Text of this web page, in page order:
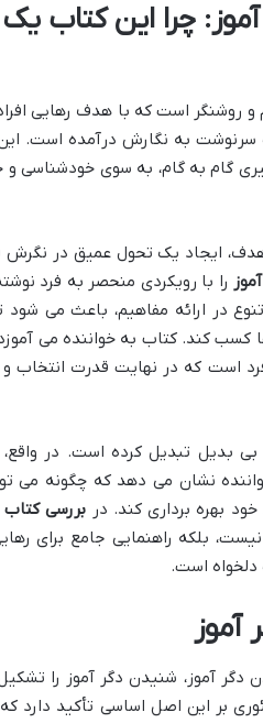
چرا این کتاب یک
روشنگر است که با هدف رهایی افراد
سرنوشت به نگارش درآمده است.
گام به گام، به سوی خودشناسی و
ایجاد یک تحول عمیق در
را با رویکردی منحصر به فرد
در ارائه مفاهیم، باعث می شود
کسب کند. کتاب به خواننده می
فرد است که در نهایت قدرت انتخاب
بی بدیل تبدیل کرده است. در
نشان می دهد که چگونه می
بهره برداری کند. در بررسی
بلکه راهنمایی جامع برای
دلخواه است.
دگر آموز، شنیدن دگر آموز را
بر این اصل اساسی تأکید دارد